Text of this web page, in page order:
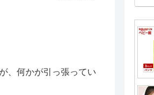
、何かが引っ張ってい